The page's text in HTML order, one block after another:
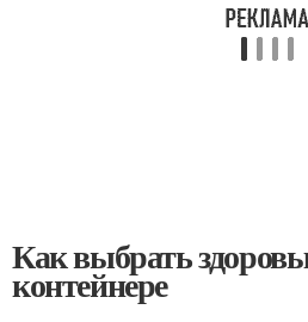
Как выбрать
контейнере